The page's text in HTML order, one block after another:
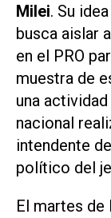
Milei. Su
busca aislar
en el PRO
muestra de
una
nacional
intendente
político del
El martes de